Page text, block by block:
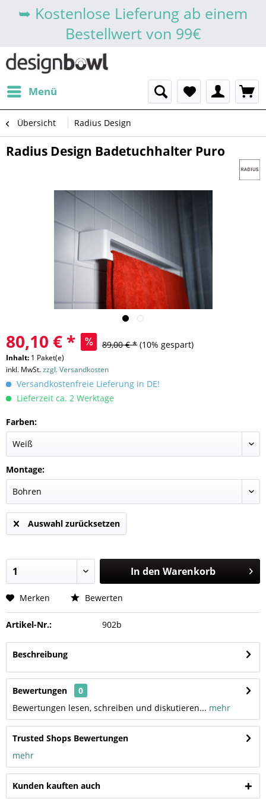
➥ Kostenlose Lieferung ab einem
Bestellwert von 99€
Menü
Übersicht Radius Design
Radius Design Badetuchhalter Puro
80,10 € * 89,00 € * (10% gespart)
Inhalt: 1 Paket(e)
inkl. MwSt.zzgl. Versandkosten
Versandkostenfreie Lieferung in DE!
Lieferzeit ca. 2 Werktage
Farben:
Montage:
Auswahl zurücksetzen
In den Warenkorb
Merken Bewerten
Artikel-Nr.: 902b
Beschreibung
Bewertungen
0
Bewertungen lesen, schreiben und diskutieren... mehr
Trusted Shops Bewertungen
mehr
Kunden kauften auch